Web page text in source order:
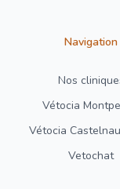
Navigation
Nos
Vétocia
Vétocia
Vetochat